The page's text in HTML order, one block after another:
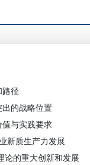
路径
的战略位置
与实践要求
新质生产力发展
论的重大创新和发展